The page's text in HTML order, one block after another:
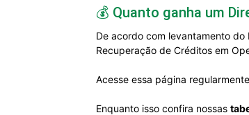
💰 Quanto ganha um
De acordo com levantamento do
Recuperação de Créditos em
Acesse essa página
Enquanto isso confira nossas